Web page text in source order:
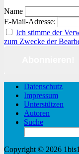
Name
E-Mail-Adresse:
Ich stimme der
zum Zwecke der
Datenschutz
Impressum
Unterstützen
Autoren
Suche
Search
for:
Copyright © 2026